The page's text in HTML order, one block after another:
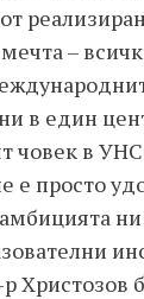
–
в един
човек в
е просто
Христозов